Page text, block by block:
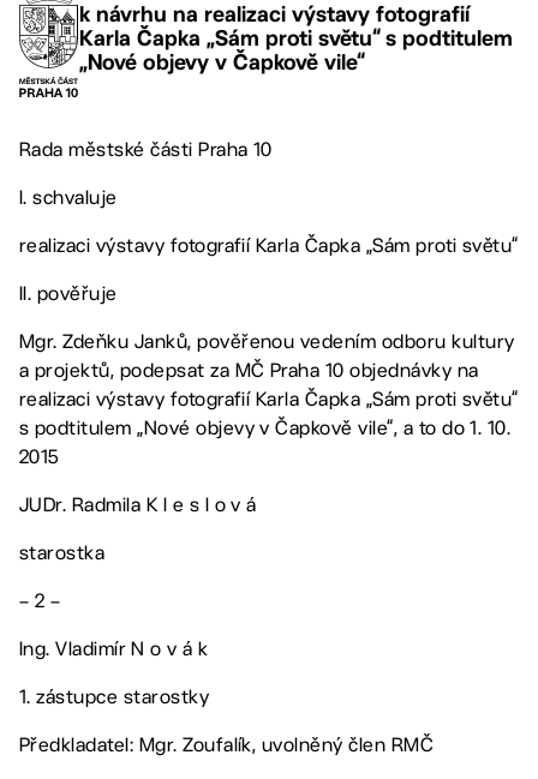
k návrhu na realizaci výstavy fotografií
Karla Čapka „Sám proti světu“ s podtitulem
„Nové objevy v Čapkově vile“
Rada městské části Praha 10
I. schvaluje
realizaci výstavy fotografií Karla Čapka „Sám proti světu“
II. pověřuje
Mgr. Zdeňku Janků, pověřenou vedením odboru kultury
a projektů, podepsat za MČ Praha 10 objednávky na
realizaci výstavy fotografií Karla Čapka „Sám proti světu“
s podtitulem „Nové objevy v Čapkově vile“, a to do 1. 10.
2015
JUDr. Radmila K l e s l o v á
starostka
– 2 –
Ing. Vladimír N o v á k
1. zástupce starostky
Předkladatel: Mgr. Zoufalík, uvolněný člen RMČ